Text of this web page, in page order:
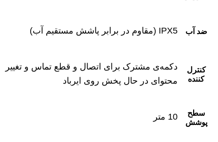
ضد آب IPX5 (مقاوم در برابر پاشش مستقیم آب)
کنترل
‌کننده
دکمه‌ی مشترک برای اتصال و قطع تماس و تغییر
محتوای در حال پخش روی ایرباد
سطح
پوشش
10 متر